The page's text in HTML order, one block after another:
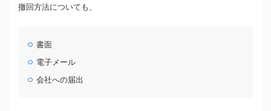
撤回方法についても、
書面
電子メール
会社への届出